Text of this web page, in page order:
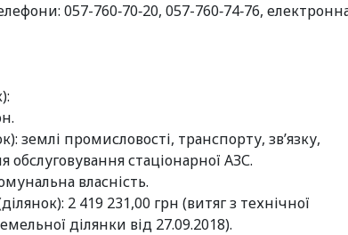
057-760‑70‑20, 057-760‑74‑76,
землі промисловості, транспорту, зв’язку,
стаціонарної АЗС.
власність.
2 419 231,00 грн (витяг з технічної
ділянки від 27.09.2018).